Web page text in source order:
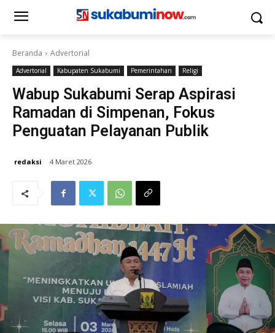
Beranda Advertorial
Advertorial Kabupaten Sukabumi Pemerintahan Religi
Wabup Sukabumi Serap Aspirasi
Ramadan di Simpenan, Fokus
Penguatan Pelayanan Publik
redaksi 4 Maret 2026